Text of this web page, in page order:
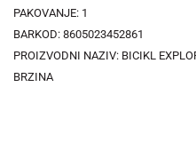
PAKOVANJE: 1
BARKOD: 8605023452861
PROIZVODNI NAZIV: BICIKL
BRZINA